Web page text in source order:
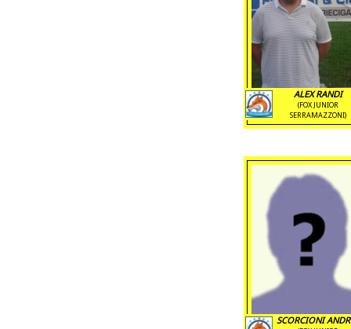
ALEX RANDI
(FOX JUNIOR
SERRAMAZZONI)
SCORCIONI